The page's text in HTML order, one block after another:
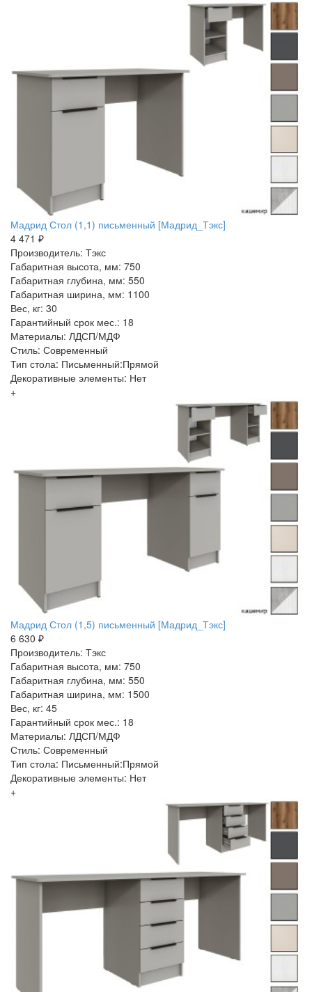
Мадрид Стол (1,1) письменный [Мадрид_Тэкс]
4 471 ₽
Производитель: Тэкс
Габаритная высота, мм: 750
Габаритная глубина, мм: 550
Габаритная ширина, мм: 1100
Вес, кг: 30
Гарантийный срок мес.: 18
Материалы: ЛДСП/МДФ
Стиль: Современный
Тип стола: Письменный:Прямой
Декоративные элементы: Нет
+
Мадрид Стол (1,5) письменный [Мадрид_Тэкс]
6 630 ₽
Производитель: Тэкс
Габаритная высота, мм: 750
Габаритная глубина, мм: 550
Габаритная ширина, мм: 1500
Вес, кг: 45
Гарантийный срок мес.: 18
Материалы: ЛДСП/МДФ
Стиль: Современный
Тип стола: Письменный:Прямой
Декоративные элементы: Нет
+